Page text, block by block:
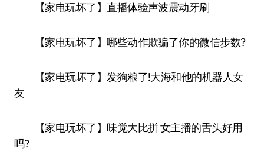
【家电玩坏了】直播体验声波震动牙刷
【家电玩坏了】哪些动作欺骗了你的微信步数?
【家电玩坏了】发狗粮了!大海和他的机器人女
友
【家电玩坏了】味觉大比拼 女主播的舌头好用
吗?